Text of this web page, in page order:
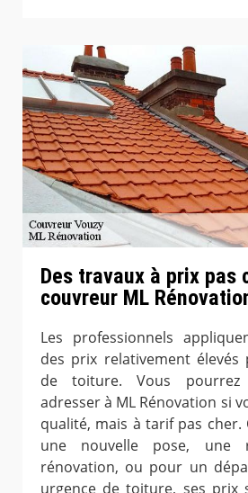
Des travaux à prix pas
couvreur ML
Les professionnels
des prix relativement
de toiture. Vous pourrez
adresser à ML Rénovation si
qualité, mais à tarif pas
une nouvelle pose, une
rénovation, ou pour un
urgence de toiture, ses prix